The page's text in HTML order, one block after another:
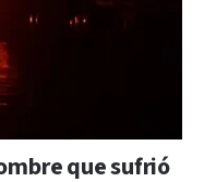
que sufrió